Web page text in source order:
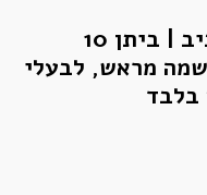
מראש, לבעלי
בלבד